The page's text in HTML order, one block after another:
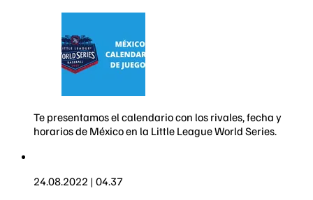
Te presentamos el calendario con los rivales, fecha y
horarios de México en la Little League World Series.
24.08.2022 | 04.37